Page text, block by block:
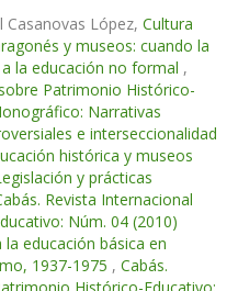
Casanovas López, Cultura
y museos: cuando la
la educación no formal ,
Patrimonio Histórico-
Narrativas
e interseccionalidad
histórica y museos
y prácticas
Revista Internacional
Núm. 04 (2010)
la educación básica en
1937-1975 , Cabás.